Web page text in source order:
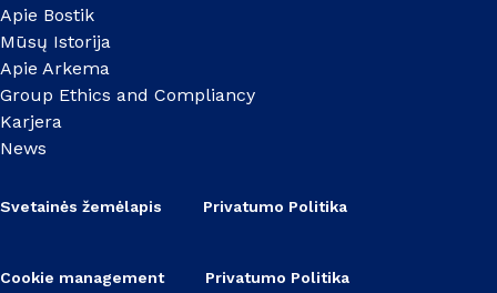
Apie Bostik
Mūsų Istorija
Apie Arkema
Group Ethics and Compliancy
Karjera
News
Svetainės žemėlapis Privatumo Politika
Cookie management Privatumo Politika